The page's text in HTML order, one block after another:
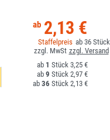
2,13 €
36
1
3,25 €
9
2,97 €
36
2,13 €